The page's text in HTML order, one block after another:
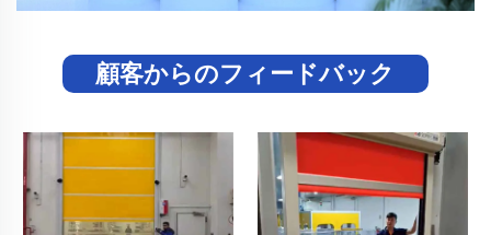
顧客からのフィードバック